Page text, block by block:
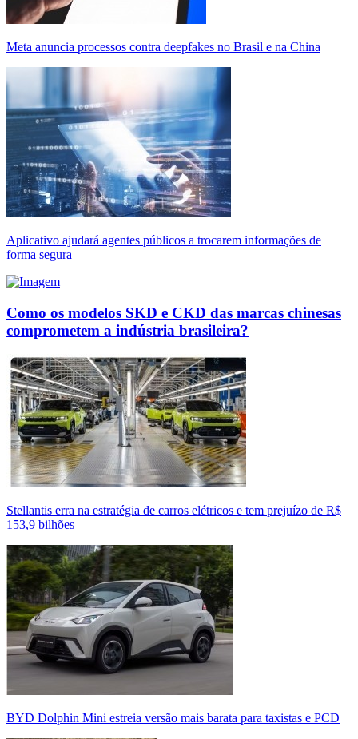
Meta anuncia processos contra deepfakes no Brasil e na China
Aplicativo ajudará agentes públicos a trocarem informações de
forma segura
Como os modelos SKD e CKD das marcas chinesas
comprometem a indústria brasileira?
Stellantis erra na estratégia de carros elétricos e tem prejuízo de R$
153,9 bilhões
BYD Dolphin Mini estreia versão mais barata para taxistas e PCD